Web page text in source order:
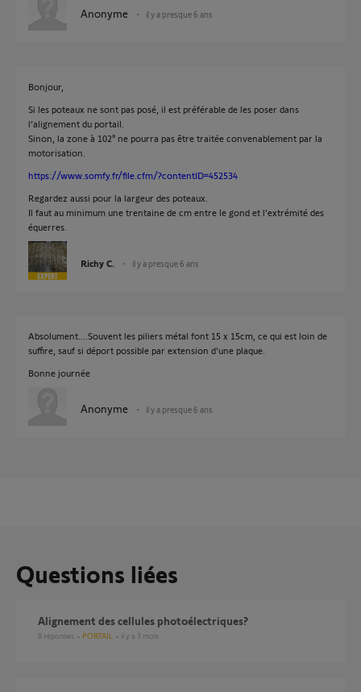
Anonyme il y a presque 6 ans
Bonjour,
Si les poteaux ne sont pas posé, il est préférable de les poser dans
l’alignement du portail.
Sinon, la zone à 102° ne pourra pas être traitée convenablement par la
motorisation.
https://www.somfy.fr/file.cfm/?contentID=452534
Regardez aussi pour la largeur des poteaux.
Il faut au minimum une trentaine de cm entre le gond et l'extrémité des
équerres.
Richy C. il y a presque 6 ans
Absolument....Souvent les piliers métal font 15 x 15cm, ce qui est loin de
suffire, sauf si déport possible par extension d'une plaque.
Bonne journée
Anonyme il y a presque 6 ans
Questions liées
Alignement des cellules photoélectriques?
8 réponses PORTAIL il y a 3 mois